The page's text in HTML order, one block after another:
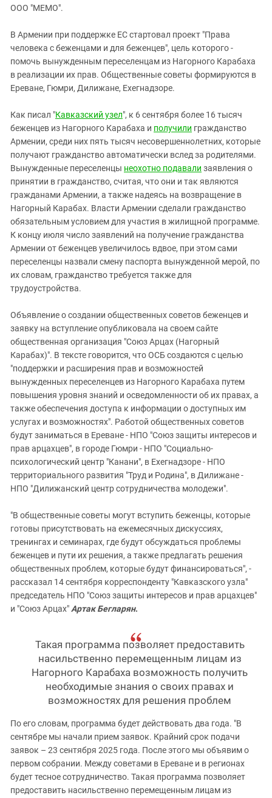
ИНАКОМЫСЛИЕ В ЧЕЧНЕ
ПРЕСЛЕДОВАНИЕ АКТИВИСТОВ
МОБИЛИЗАЦИЯ И ПРОТЕСТЫ
Дагестан
Кабардино-Балкария
Калмыкия
Карачаево-Черкесия
Нагорный Карабах
Российская Федерация
Ростовская область
Северная Осетия - Алания
СКФО
Ставропольский край
Чечня
Южный Кавказ
ЮФО
ООО "МЕМО".
В Армении при поддержке ЕС стартовал проект "Права
человека с беженцами и для беженцев", цель которого -
помочь вынужденным переселенцам из Нагорного Карабаха
в реализации их прав. Общественные советы формируются в
Ереване, Гюмри, Дилижане, Ехегнадзоре.
Как писал "Кавказский узел", к 6 сентября более 16 тысяч
беженцев из Нагорного Карабаха и получили гражданство
Армении, среди них пять тысяч несовершеннолетних, которые
получают гражданство автоматически вслед за родителями.
Вынужденные переселенцы неохотно подавали заявления о
принятии в гражданство, считая, что они и так являются
гражданами Армении, а также надеясь на возвращение в
Нагорный Карабах. Власти Армении сделали гражданство
обязательным условием для участия в жилищной программе.
К концу июля число заявлений на получение гражданства
Армении от беженцев увеличилось вдвое, при этом сами
переселенцы назвали смену паспорта вынужденной мерой, по
их словам, гражданство требуется также для
трудоустройства.
Объявление о создании общественных советов беженцев и
заявку на вступление опубликовала на своем сайте
общественная организация "Союз Арцах (Нагорный
Карабах)". В тексте говорится, что ОСБ создаются с целью
"поддержки и расширения прав и возможностей
вынужденных переселенцев из Нагорного Карабаха путем
повышения уровня знаний и осведомленности об их правах, а
также обеспечения доступа к информации о доступных им
услугах и возможностях". Работой общественных советов
будут заниматься в Ереване - НПО "Союз защиты интересов и
прав арцахцев", в городе Гюмри - НПО "Социально-
психологический центр "Канани", в Ехегнадзоре - НПО
территориального развития "Труд и Родина", в Дилижане -
НПО "Дилижанский центр сотрудничества молодежи".
"В общественные советы могут вступить беженцы, которые
готовы присутствовать на ежемесячных дискуссиях,
тренингах и семинарах, где будут обсуждаться проблемы
беженцев и пути их решения, а также предлагать решения
общественных проблем, которые будут финансироваться", -
рассказал 14 сентября корреспонденту "Кавказского узла"
председатель НПО "Союз защиты интересов и прав арцахцев"
и "Союз Арцах" Артак Бегларян.
Такая программа позволяет предоставить
насильственно перемещенным лицам из
Нагорного Карабаха возможность получить
необходимые знания о своих правах и
возможностях для решения проблем
По его словам, программа будет действовать два года. "В
сентябре мы начали прием заявок. Крайний срок подачи
заявок – 23 сентября 2025 года. После этого мы объявим о
первом собрании. Между советами в Ереване и в регионах
будет тесное сотрудничество. Такая программа позволяет
предоставить насильственно перемещенным лицам из